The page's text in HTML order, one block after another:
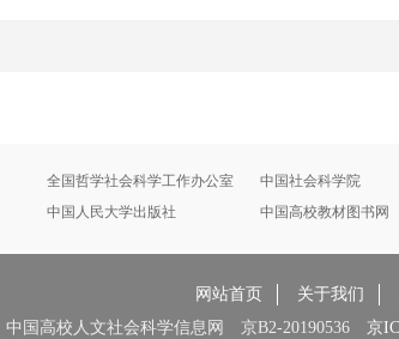
全国哲学社会科学工作办公室 中国社会科学院
中国人民大学出版社 中国高校教材图书网
网站首页 关于我们
中国高校人文社会科学信息网 京B2-20190536 京